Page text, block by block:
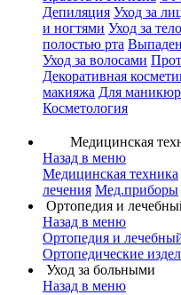
Депиляция Уход за
и ногтями Уход за
полостью рта
Уход за волосами
Декоративная
макияжа Для
Косметология
Медицинская
Назад в меню
Медицинская техника
лечения Мед.приборы
Ортопедия и
Назад в меню
Ортопедия и
Ортопедические
Уход за больными
Назад в меню